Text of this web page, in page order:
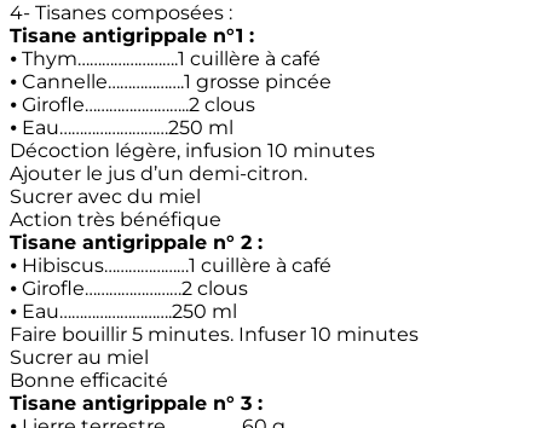
4- Tisanes composées :
Tisane antigrippale n°1 :
⦁ Thym…………………….1 cuillère à café
⦁ Cannelle……………….1 grosse pincée
⦁ Girofle……………………..2 clous
⦁ Eau………………………250 ml
Décoction légère, infusion 10 minutes
Ajouter le jus d’un demi-citron.
Sucrer avec du miel
Action très bénéfique
Tisane antigrippale n° 2 :
⦁ Hibiscus…………………1 cuillère à café
⦁ Girofle……………………2 clous
⦁ Eau……………………….250 ml
Faire bouillir 5 minutes. Infuser 10 minutes
Sucrer au miel
Bonne efficacité
Tisane antigrippale n° 3 :